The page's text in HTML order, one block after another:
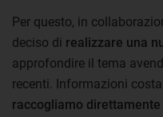
Per questo, in
deciso di realizzare una
approfondire il tema
recenti. Informazioni
raccogliamo